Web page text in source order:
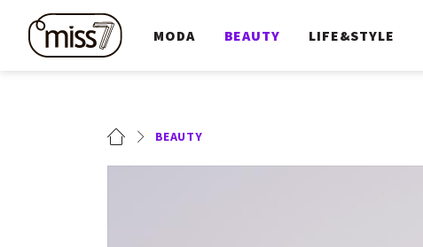
MODA BEAUTY LIFE&STYLE
BEAUTY